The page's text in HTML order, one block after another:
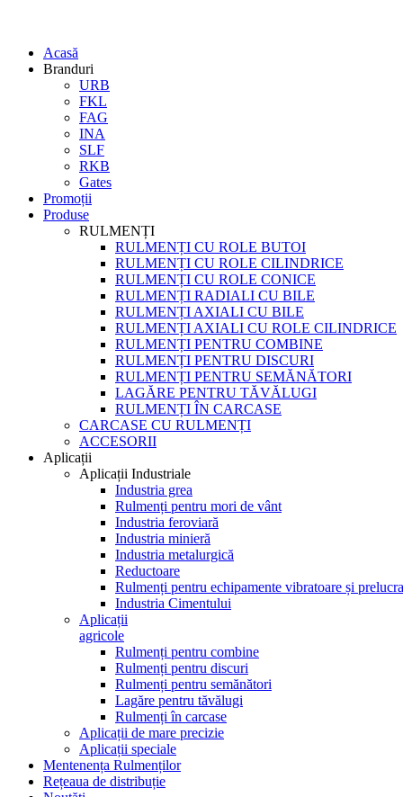
Acasă
Branduri
URB
FKL
FAG
INA
SLF
RKB
Gates
Promoții
Produse
RULMENȚI
RULMENȚI CU ROLE BUTOI
RULMENȚI CU ROLE CILINDRICE
RULMENȚI CU ROLE CONICE
RULMENȚI RADIALI CU BILE
RULMENȚI AXIALI CU BILE
RULMENȚI AXIALI CU ROLE CILINDRICE
RULMENȚI PENTRU COMBINE
RULMENȚI PENTRU DISCURI
RULMENȚI PENTRU SEMĂNĂTORI
LAGĂRE PENTRU TĂVĂLUGI
RULMENȚI ÎN CARCASE
CARCASE CU RULMENȚI
ACCESORII
Aplicații
Aplicații Industriale
Industria grea
Rulmenți pentru mori de vânt
Industria feroviară
Industria minieră
Industria metalurgică
Reductoare
Rulmenți pentru echipamente vibratoare și
Industria Cimentului
Aplicații
agricole
Rulmenți pentru combine
Rulmenți pentru discuri
Rulmenți pentru semănători
Lagăre pentru tăvălugi
Rulmenți în carcase
Aplicații de mare precizie
Aplicații speciale
Mentenența Rulmenților
Rețeaua de distribuție